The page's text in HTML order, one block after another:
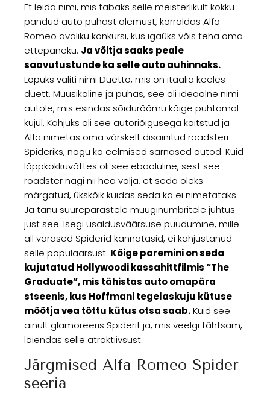
Et leida nimi, mis tabaks selle meisterlikult kokku
pandud auto puhast olemust, korraldas Alfa
Romeo avaliku konkursi, kus igaüks võis teha oma
ettepaneku. Ja võitja saaks peale
saavutustunde ka selle auto auhinnaks.
Lõpuks valiti nimi Duetto, mis on itaalia keeles
duett. Muusikaline ja puhas, see oli ideaalne nimi
autole, mis esindas sõidurõõmu kõige puhtamal
kujul. Kahjuks oli see autoriõigusega kaitstud ja
Alfa nimetas oma värskelt disainitud roadsteri
Spideriks, nagu ka eelmised sarnased autod. Kuid
lõppkokkuvõttes oli see ebaoluline, sest see
roadster nägi nii hea välja, et seda oleks
märgatud, ükskõik kuidas seda ka ei nimetataks.
Ja tänu suurepärastele müüginumbritele juhtus
just see. Isegi usaldusväärsuse puudumine, mille
all varased Spiderid kannatasid, ei kahjustanud
selle populaarsust. Kõige paremini on seda
kujutatud Hollywoodi kassahittfilmis “The
Graduate”, mis tähistas auto omapära
stseenis, kus Hoffmani tegelaskuju kütuse
mõõtja vea tõttu kütus otsa saab.Kuid see
ainult glamoreeris Spiderit ja, mis veelgi tähtsam,
laiendas selle atraktiivsust.
Järgmised Alfa Romeo Spider
seeria